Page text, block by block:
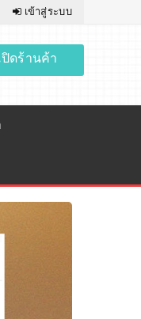
เข้าสู่ระบบ
ดร้านค้า